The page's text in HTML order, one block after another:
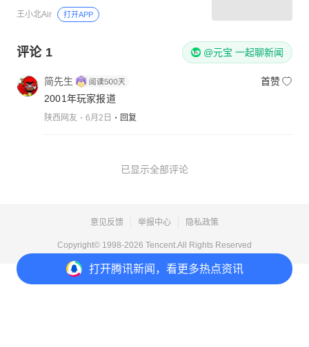
打开腾讯新闻，看更多热点资讯
王小北Air 打开APP
评论 1 @元宝 一起聊新闻
简先生
首赞
2001年玩家报道
陕西网友 6月2日 回复
已显示全部评论
意见反馈 举报中心 隐私政策
Copyright© 1998-2026 Tencent.All Rights Reserved